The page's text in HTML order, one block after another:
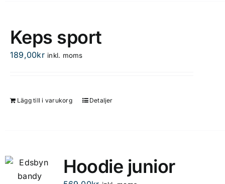
Keps sport
189,00kr inkl. moms
Lägg till i varukorg Detaljer
Hoodie junior